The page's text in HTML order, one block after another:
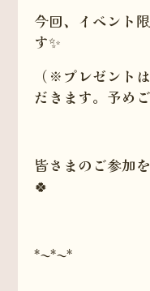
今回、イベント
す✨
（※プレゼント
だきます。予め
皆さまのご参加
🍀
*~*~*